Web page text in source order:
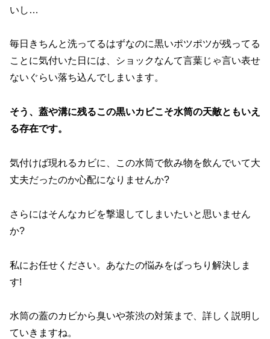
いし…
毎日きちんと洗ってるはずなのに黒いポツポツが残ってる
ことに気付いた日には、ショックなんて言葉じゃ言い表せ
ないぐらい落ち込んでしまいます。
そう、蓋や溝に残るこの黒いカビこそ水筒の天敵ともいえ
る存在です。
気付けば現れるカビに、この水筒で飲み物を飲んでいて大
丈夫だったのか心配になりませんか?
さらにはそんなカビを撃退してしまいたいと思いません
か?
私にお任せください。あなたの悩みをばっちり解決しま
す!
水筒の蓋のカビから臭いや茶渋の対策まで、詳しく説明し
ていきますね。